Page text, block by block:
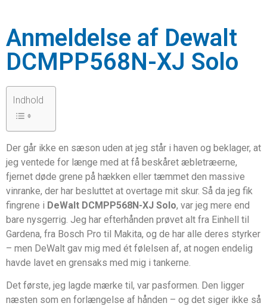
Anmeldelse af Dewalt
DCMPP568N-XJ Solo
Indhold
Der går ikke en sæson uden at jeg står i haven og beklager, at
jeg ventede for længe med at få beskåret æbletræerne,
fjernet døde grene på hækken eller tæmmet den massive
vinranke, der har besluttet at overtage mit skur. Så da jeg fik
fingrene i DeWalt DCMPP568N-XJ Solo, var jeg mere end
bare nysgerrig. Jeg har efterhånden prøvet alt fra Einhell til
Gardena, fra Bosch Pro til Makita, og de har alle deres styrker
– men DeWalt gav mig med ét følelsen af, at nogen endelig
havde lavet en grensaks med mig i tankerne.
Det første, jeg lagde mærke til, var pasformen. Den ligger
næsten som en forlængelse af hånden – og det siger ikke så